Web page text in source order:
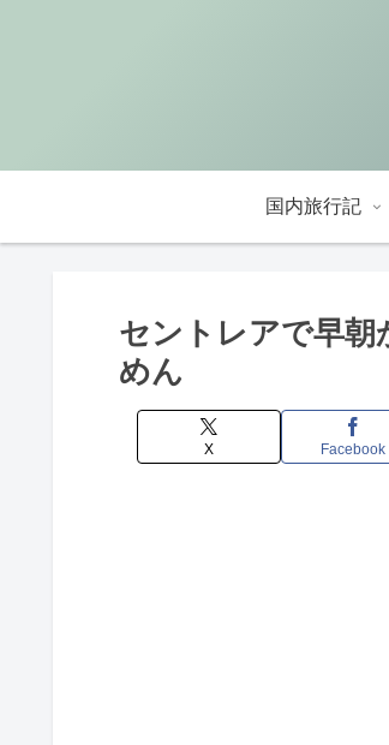
国内旅行記
セントレアで早朝
めん
X Facebook